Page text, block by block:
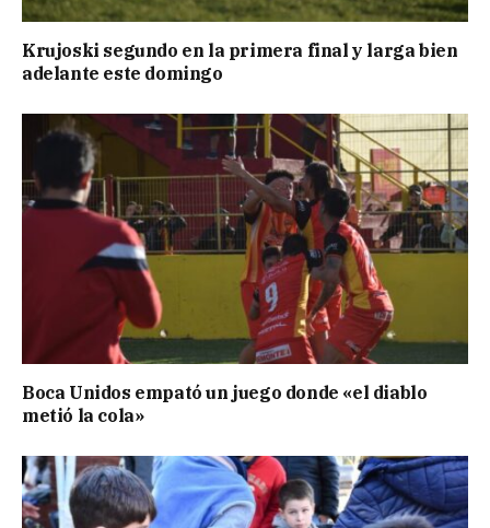
Krujoski segundo en la primera final y larga bien
adelante este domingo
Boca Unidos empató un juego donde «el diablo
metió la cola»